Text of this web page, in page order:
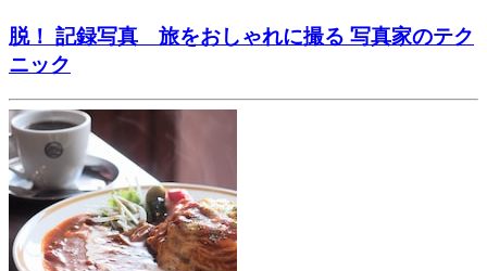
脱！ 記録写真 旅をおしゃれに撮る 写真家のテク
ニック